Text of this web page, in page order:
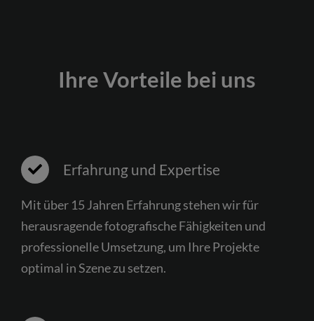
Ihre Vorteile bei uns
Erfahrung und Expertise
Mit über 15 Jahren Erfahrung stehen wir für
herausragende fotografische Fähigkeiten und
professionelle Umsetzung, um Ihre Projekte
optimal in Szene zu setzen.